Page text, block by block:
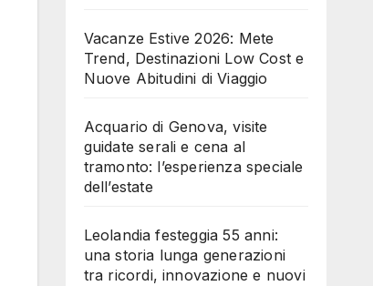
Vacanze Estive 2026: Mete
Trend, Destinazioni Low Cost e
Nuove Abitudini di Viaggio
Acquario di Genova, visite
guidate serali e cena al
tramonto: l’esperienza speciale
dell’estate
Leolandia festeggia 55 anni:
una storia lunga generazioni
tra ricordi, innovazione e nuovi